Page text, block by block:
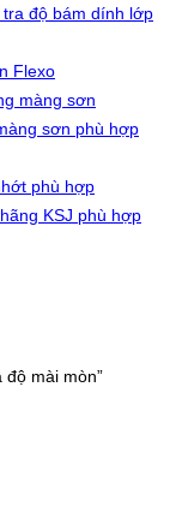
độ bám dính lớp
Flexo
màng sơn
sơn phù hợp
phù hợp
KSJ phù hợp
mài mòn”